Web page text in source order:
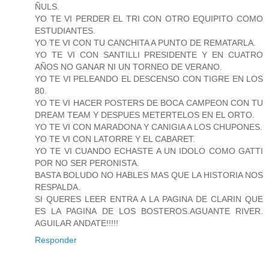
ÑULS.
YO TE VI PERDER EL TRI CON OTRO EQUIPITO COMO
ESTUDIANTES.
YO TE VI CON TU CANCHITA A PUNTO DE REMATARLA.
YO TE VI CON SANTILLI PRESIDENTE Y EN CUATRO
AÑOS NO GANAR NI UN TORNEO DE VERANO.
YO TE VI PELEANDO EL DESCENSO CON TIGRE EN LOS
80.
YO TE VI HACER POSTERS DE BOCA CAMPEON CON TU
DREAM TEAM Y DESPUES METERTELOS EN EL ORTO.
YO TE VI CON MARADONA Y CANIGIA A LOS CHUPONES.
YO TE VI CON LATORRE Y EL CABARET.
YO TE VI CUANDO ECHASTE A UN IDOLO COMO GATTI
POR NO SER PERONISTA.
BASTA BOLUDO NO HABLES MAS QUE LA HISTORIA NOS
RESPALDA.
SI QUERES LEER ENTRA A LA PAGINA DE CLARIN QUE
ES LA PAGINA DE LOS BOSTEROS.AGUANTE RIVER.
AGUILAR ANDATE!!!!!
Responder